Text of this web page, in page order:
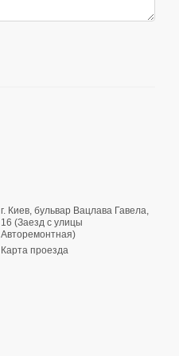
г. Киев, бульвар Вацлава Гавела,
16 (Заезд с улицы
Авторемонтная)
Карта проезда